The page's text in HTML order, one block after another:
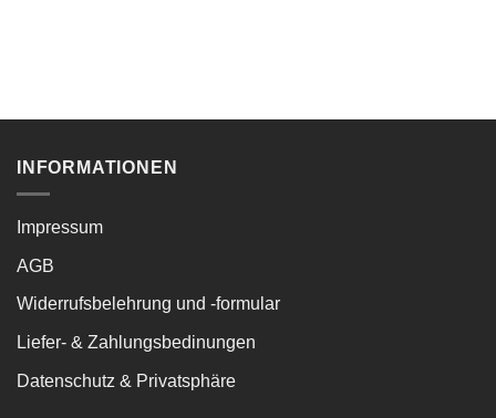
INFORMATIONEN
Impressum
AGB
Widerrufsbelehrung und -formular
Liefer- & Zahlungsbedinungen
Datenschutz & Privatsphäre